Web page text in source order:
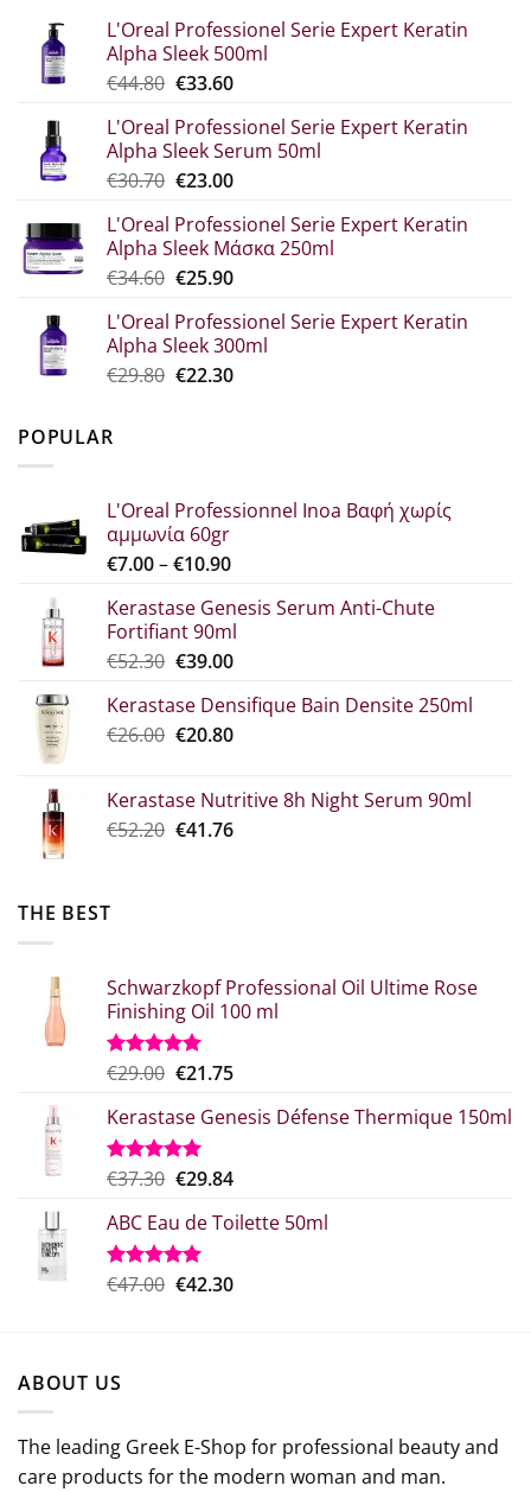
L'Oreal Professionel Serie Expert Keratin
Alpha Sleek 500ml
€44.80 Original
was:
€44.80.
€33.60The
price
is:
€33.60.
L'Oreal Professionel Serie Expert Keratin
Alpha Sleek Serum 50ml
€30.70 Original
was:
€30.70.
€23.00Η
τιμή
είναι:
€23.00.
L'Oreal Professionel Serie Expert Keratin
Alpha Sleek Μάσκα 250ml
€34.60 Original
which
was:
€34.60.
€25.90The
price
is:
€25.90.
L'Oreal Professionel Serie Expert Keratin
Alpha Sleek 300ml
€29.80 Original
€22.30Η
POPULAR
L'Oreal Professionnel Inoa Βαφή χωρίς
αμμωνία 60gr
€7.00–€10.90Price
€7.00
through
€10.90
Kerastase Genesis Serum Anti-Chute
Fortifiant 90ml
€52.30 Original
was:
€52.30.
€39.00Η
τιμή
είναι:
Kerastase Densifique Bain Densite 250ml
€26.00 Original
€26.00.
€20.80The
is:
€20.80.
Kerastase Nutritive 8h Night Serum 90ml
€52.20 Original
€41.76Η
THE BEST
Schwarzkopf Professional Oil Ultime Rose
Finishing Oil 100 ml
Rated5.00
€29.00 Original
what:
€29.00.
€21.75Η
τιμή
€21.75.
Kerastase Genesis Défense Thermique 150ml
Rated5.00
€37.30 Original
was:
€37.30.
€29.84Η
τιμή
€29.84.
ABC Eau de Toilette 50ml
Rated5.00
€47.00 Original
€42.30The
ABOUT US
The leading Greek E-Shop for professional beauty and
care products for the modern woman and man.